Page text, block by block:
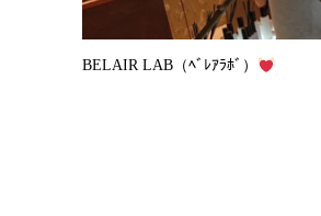
BELAIR LAB（ﾍﾞﾚｱﾗﾎﾞ）